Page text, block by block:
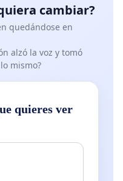
cambiar?
quedándose en
alzó la voz y tomó
mismo?
quieres ver